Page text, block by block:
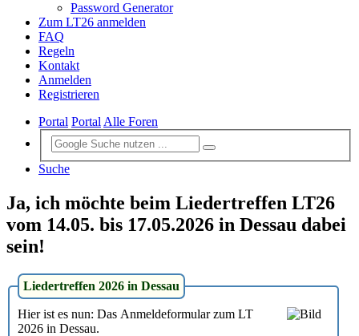
Password Generator
Zum LT26 anmelden
FAQ
Regeln
Kontakt
Anmelden
Registrieren
Portal PortalAlle Foren
Suche
Ja, ich möchte beim Liedertreffen LT26
vom 14.05. bis 17.05.2026 in Dessau dabei
sein!
Liedertreffen 2026 in Dessau
Hier ist es nun: Das Anmeldeformular zum LT
2026 in Dessau.